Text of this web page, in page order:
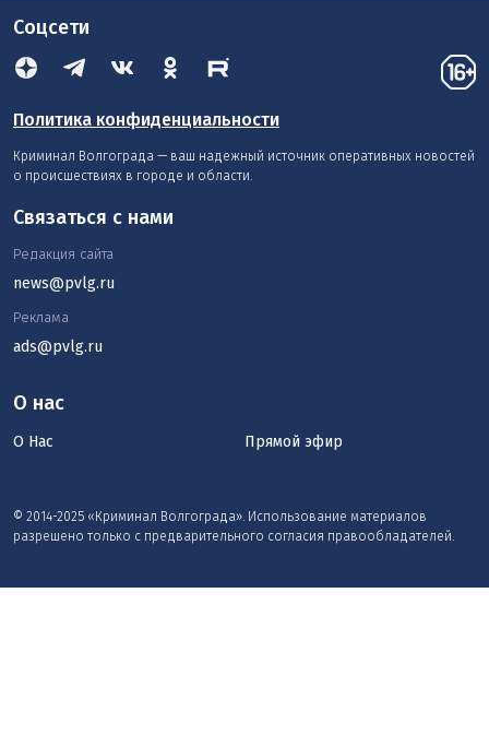
Соцсети
Политика конфиденциальности
Криминал Волгограда — ваш надежный источник оперативных новостей
о происшествиях в городе и области.
О нас
О Нас Прямой эфир
© 2014-2025 «Криминал Волгограда». Использование материалов
разрешено только с предварительного согласия правообладателей.
Связаться с нами
Редакция сайта
news@pvlg.ru
Реклама
ads@pvlg.ru